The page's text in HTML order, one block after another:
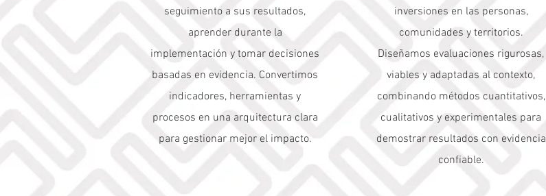
seguimiento a sus resultados,
aprender durante la
implementación y tomar decisiones
basadas en evidencia. Convertimos
indicadores, herramientas y
procesos en una arquitectura clara
para gestionar mejor el impacto.
inversiones en las personas,
comunidades y territorios.
Diseñamos evaluaciones rigurosas,
viables y adaptadas al contexto,
combinando métodos cuantitativos,
cualitativos y experimentales para
demostrar resultados con evidencia
confiable.